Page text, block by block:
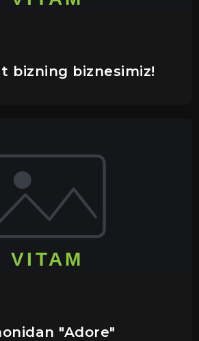
bizning biznesimiz!
"Adore"